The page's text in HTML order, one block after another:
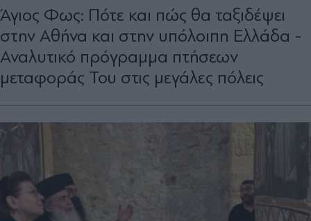
Άγιος Φως: Πότε και πώς θα ταξιδέψει
στην Αθήνα και στην υπόλοιπη Ελλάδα -
Αναλυτικό πρόγραμμα πτήσεων
μεταφοράς Του στις μεγάλες πόλεις